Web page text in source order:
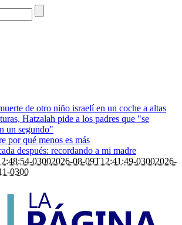
de otro niño israelí en un coche a altas
Hatzalah pide a los padres que "se
un segundo"
por qué menos es más
después: recordando a mi madre
03002026-08-09T12:41:49-03002026-
0300